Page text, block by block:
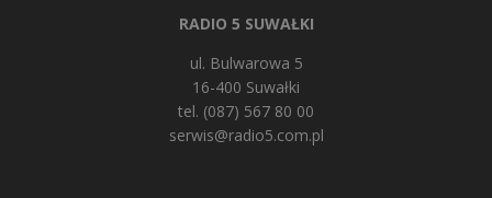
RADIO 5 SUWAŁKI
ul. Bulwarowa 5
16-400 Suwałki
tel. (087) 567 80 00
serwis@radio5.com.pl